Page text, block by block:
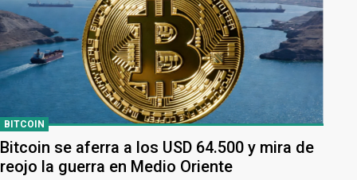
BITCOIN
Bitcoin se aferra a los USD 64.500 y mira de
reojo la guerra en Medio Oriente